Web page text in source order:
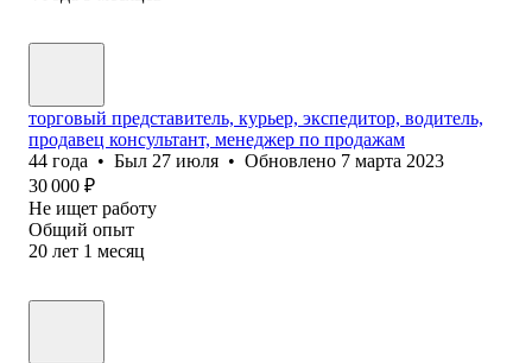
торговый представитель, курьер, экспедитор, водитель,
продавец консультант, менеджер по продажам
44 года • Был 27 июля • Обновлено 7 марта 2023
30 000 ₽
Не ищет работу
Общий опыт
20 лет 1 месяц